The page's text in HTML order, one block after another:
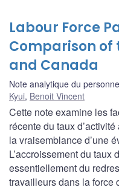
Labour Force
Comparison of
and Canada
Note analytique du
Kyui, Benoit Vincent
Cette note examine les
récente du taux
la vraisemblance d’une
L’accroissement du taux
essentiellement du
travailleurs dans la force